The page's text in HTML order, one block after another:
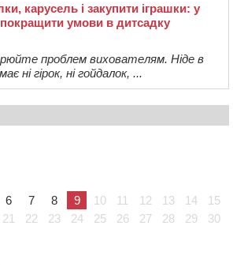
карусель і закупити іграшки: у
умови в дитсадку
проблем вихователям. Ніде в
ні гірок, ні гойдалок, ...
6 7 8 9 10 11 12 13 14
15
21 22 23 24 25 26 27 28 29
30